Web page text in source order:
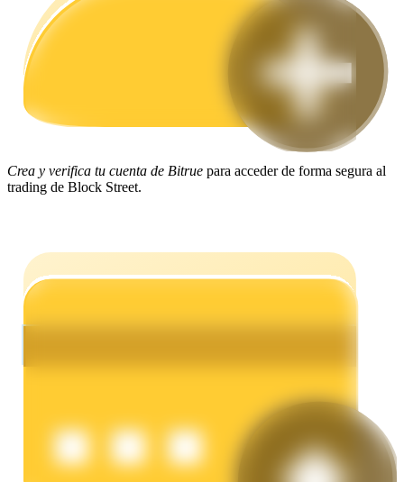
Estrategias comerciales
Gana recompensas competitivas diariamente
Crea y verifica tu cuenta de Bitrue para acceder de forma segura al
trading de Block Street.